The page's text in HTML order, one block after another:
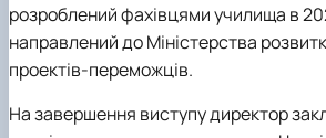
розроблений фахівцями училища в
направлений до Міністерства
проектів-переможців.
На завершення виступу директор